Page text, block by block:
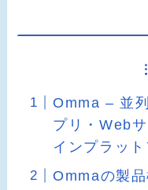
Omma – 並
プリ・Web
インプラッ
Ommaの製